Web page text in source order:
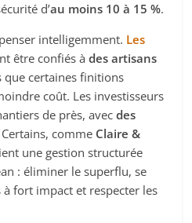
d’au moins 10 à 15 %.
intelligemment. Les
être confiés àdes artisans
que certaines finitions
coût. Les investisseurs
de près, avecdes
Certains, comme Claire &
une gestion structurée
: éliminer le superflu, se
fort impact et respecter les